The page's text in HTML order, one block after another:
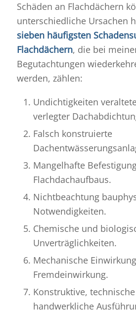
Schäden an Flachdächern
unterschiedliche Ursachen
sieben häufigsten
Flachdächern, die bei
Begutachtungen
werden, zählen:
Undichtigkeiten
verlegter
Falsch konstruierte
Mangelhafte
Flachdachaufbaus.
Nichtbeachtung
Notwendigkeiten.
Chemische und
Unverträglichkeiten.
Mechanische
Fremdeinwirkung.
Konstruktive,
handwerkliche